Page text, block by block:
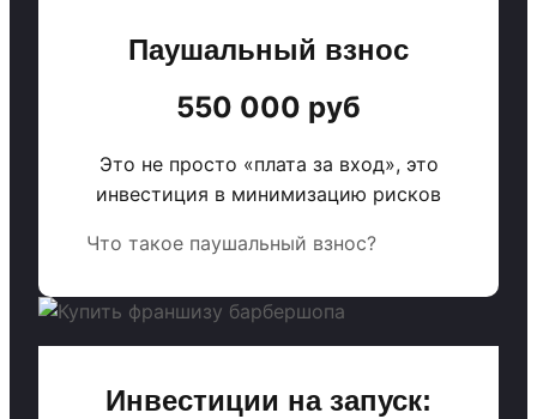
Паушальный взнос
550 000 руб
Это не просто «плата за вход», это
инвестиция в минимизацию рисков
Что такое паушальный взнос?
Инвестиции на запуск: